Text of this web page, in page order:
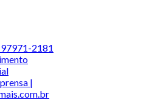
2181
|